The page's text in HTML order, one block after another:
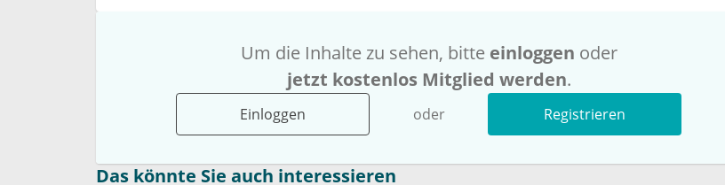
Um die Inhalte zu sehen, bitte einloggen oder
jetzt kostenlos Mitglied werden.
Einloggen oder Registrieren
Das könnte Sie auch interessieren